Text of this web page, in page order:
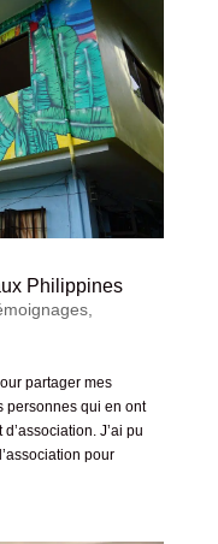
Philippines
,
partager mes
personnes qui en ont
J’ai pu
pour